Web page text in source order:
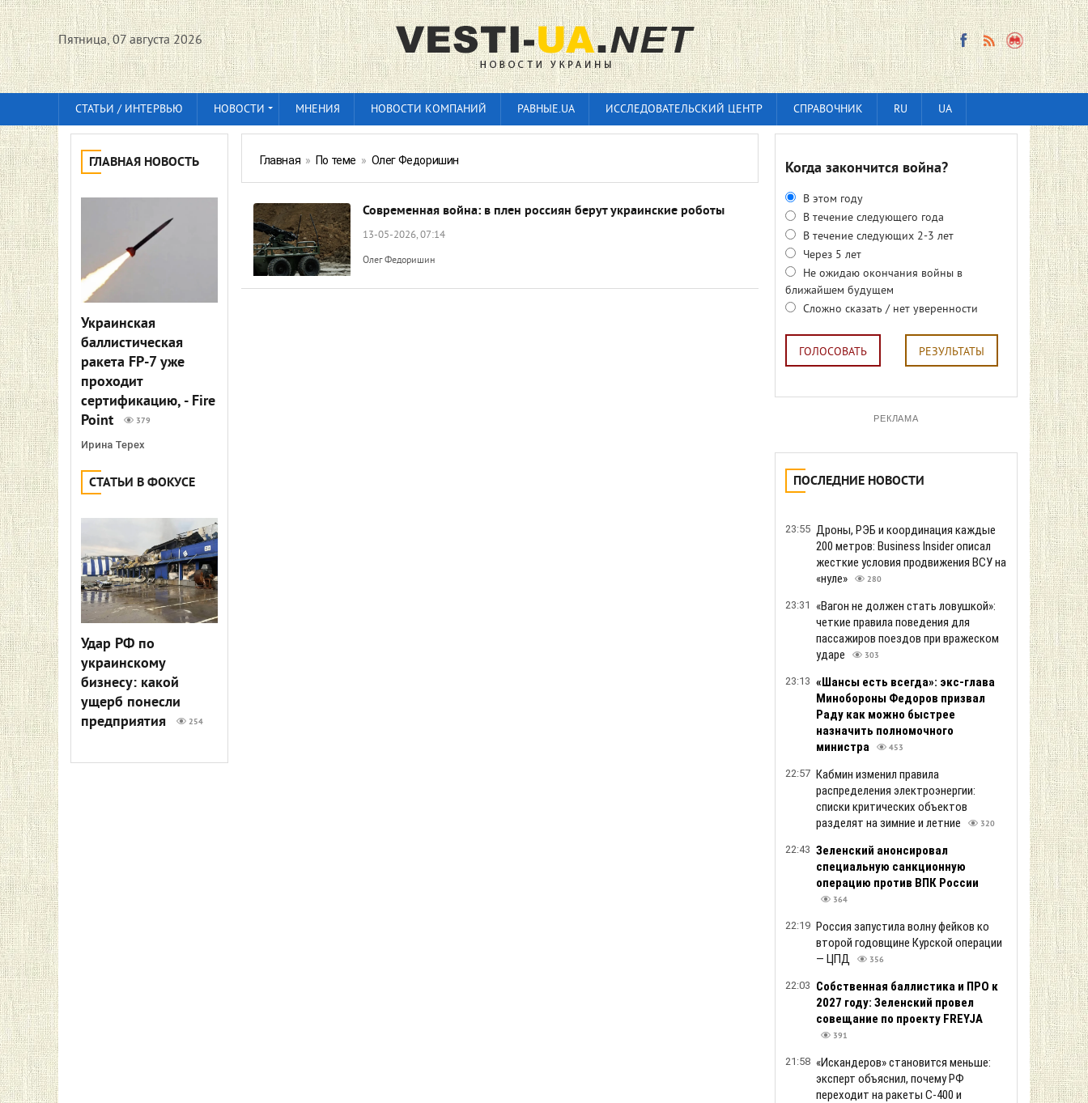
Пятница, 07 августа 2026
СТАТЬИ / ИНТЕРВЬЮ НОВОСТИ МНЕНИЯ НОВОСТИ КОМПАНИЙ РАВНЫЕ.UA ИССЛЕДОВАТЕЛЬСКИЙ ЦЕНТР СПРАВОЧНИК RU UA
ГЛАВНАЯ НОВОСТЬ
Украинская
баллистическая
ракета FP-7 уже
проходит
сертификацию, - Fire
Point
379
Ирина Терех
СТАТЬИ В ФОКУСЕ
Удар РФ по
украинскому
бизнесу: какой
ущерб понесли
предприятия
254
Главная » По теме » Олег Федоришин
Современная война: в плен россиян берут украинские роботы
13-05-2026, 07:14
Олег Федоришин
Когда закончится война?
В этом году
В течение следующего года
В течение следующих 2-3 лет
Через 5 лет
Не ожидаю окончания войны в
ближайшем будущем
Сложно сказать / нет уверенности
ГОЛОСОВАТЬ РЕЗУЛЬТАТЫ
РЕКЛАМА
ПОСЛЕДНИЕ НОВОСТИ
23:55 Дроны, РЭБ и координация каждые
200 метров: Business Insider описал
жесткие условия продвижения ВСУ на
«нуле»
280
23:31
«Вагон не должен стать ловушкой»:
четкие правила поведения для
пассажиров поездов при вражеском
ударе
303
23:13 «Шансы есть всегда»: экс-глава
Минобороны Федоров призвал
Раду как можно быстрее
назначить полномочного
министра
453
22:57 Кабмин изменил правила
распределения электроэнергии:
списки критических объектов
разделят на зимние и летние
320
22:43 Зеленский анонсировал
специальную санкционную
операцию против ВПК России
364
22:19 Россия запустила волну фейков ко
второй годовщине Курской операции
— ЦПД
356
22:03 Собственная баллистика и ПРО к
2027 году: Зеленский провел
совещание по проекту FREYJA
391
21:58 «Искандеров» становится меньше:
эксперт объяснил, почему РФ
переходит на ракеты С-400 и